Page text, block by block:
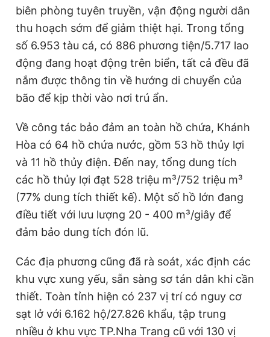
biên phòng tuyên truyền, vận động người dân
thu hoạch sớm để giảm thiệt hại. Trong tổng
số 6.953 tàu cá, có 886 phương tiện/5.717 lao
động đang hoạt động trên biển, tất cả đều đã
nắm được thông tin về hướng di chuyển của
bão để kịp thời vào nơi trú ẩn.
Về công tác bảo đảm an toàn hồ chứa, Khánh
Hòa có 64 hồ chứa nước, gồm 53 hồ thủy lợi
và 11 hồ thủy điện. Đến nay, tổng dung tích
các hồ thủy lợi đạt 528 triệu m³/752 triệu m³
(77% dung tích thiết kế). Một số hồ lớn đang
điều tiết với lưu lượng 20 - 400 m³/giây để
đảm bảo dung tích đón lũ.
Các địa phương cũng đã rà soát, xác định các
khu vực xung yếu, sẵn sàng sơ tán dân khi cần
thiết. Toàn tỉnh hiện có 237 vị trí có nguy cơ
sạt lở với 6.162 hộ/27.826 khẩu, tập trung
nhiều ở khu vực TP.Nha Trang cũ với 130 vị